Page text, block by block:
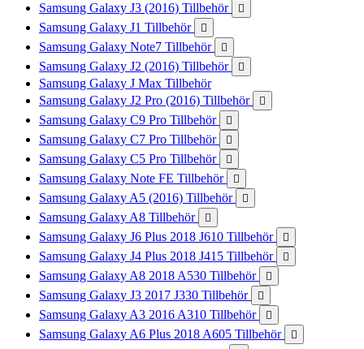
Samsung Galaxy J3 (2016) Tillbehör

Samsung Galaxy J1 Tillbehör 
Samsung Galaxy Note7 Tillbehör 
Samsung Galaxy J2 (2016) Tillbehör 
Samsung Galaxy J Max Tillbehör
Samsung Galaxy J2 Pro (2016) Tillbehör

Samsung Galaxy C9 Pro Tillbehör 
Samsung Galaxy C7 Pro Tillbehör 
Samsung Galaxy C5 Pro Tillbehör 
Samsung Galaxy Note FE Tillbehör 
Samsung Galaxy A5 (2016) Tillbehör 
Samsung Galaxy A8 Tillbehör 
Samsung Galaxy J6 Plus 2018 J610 Tillbehör 
Samsung Galaxy J4 Plus 2018 J415 Tillbehör 
Samsung Galaxy A8 2018 A530 Tillbehör 
Samsung Galaxy J3 2017 J330 Tillbehör 
Samsung Galaxy A3 2016 A310 Tillbehör 
Samsung Galaxy A6 Plus 2018 A605 Tillbehör 